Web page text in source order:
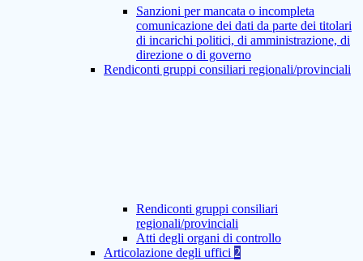
Sanzioni per mancata o incompleta
comunicazione dei dati da parte dei titolari
di incarichi politici, di amministrazione, di
direzione o di governo
Rendiconti gruppi consiliari regionali/provinciali
Rendiconti gruppi consiliari
regionali/provinciali
Atti degli organi di controllo
Articolazione degli uffici 2